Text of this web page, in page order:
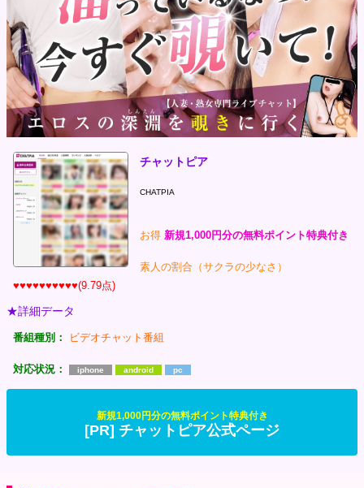
チャットピア
CHATPIA
お得 新規1,000円分の無料ポイント特典付き
素人の割合（サクラの少なさ）
♥♥♥♥♥♥♥♥♥♥(9.79点)
★詳細データ
番組種別： ビデオチャット番組
対応状況： iphone android pc
新規1,000円分の無料ポイント特典付き
[PR] チャットピア公式ページ